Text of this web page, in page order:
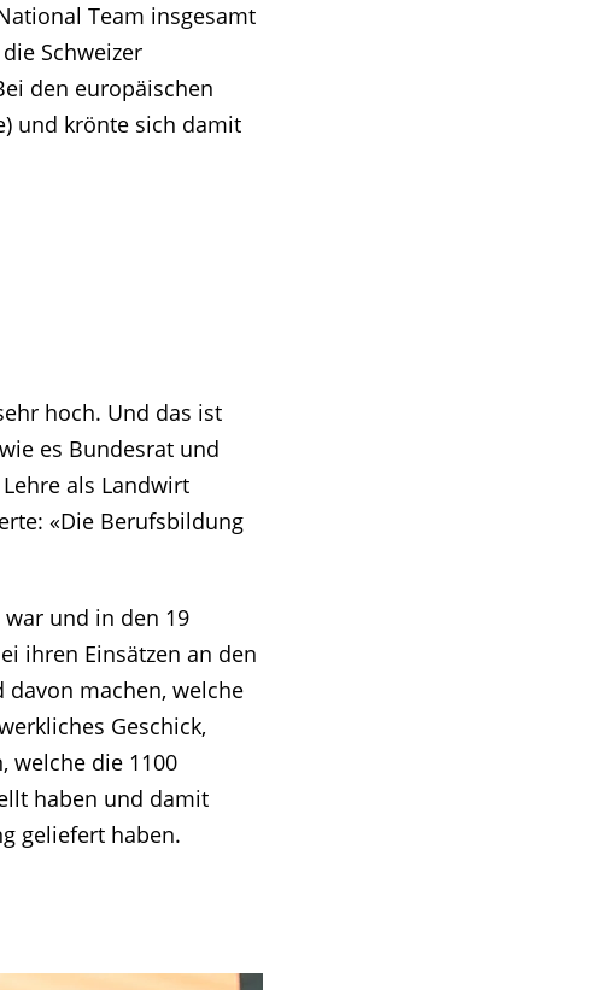
Team insgesamt
Schweizer
den europäischen
und krönte sich damit
hoch. Und das ist
es Bundesrat und
als Landwirt
«Die Berufsbildung
war und in den 19
ihren Einsätzen an den
machen, welche
Geschick,
welche die 1100
haben und damit
geliefert haben.